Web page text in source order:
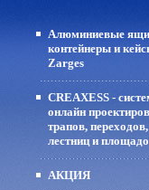
Алюминиевые
контейнеры и
Zarges
CREAXESS -
онлайн
трапов, переходов,
лестниц и
АКЦИЯ